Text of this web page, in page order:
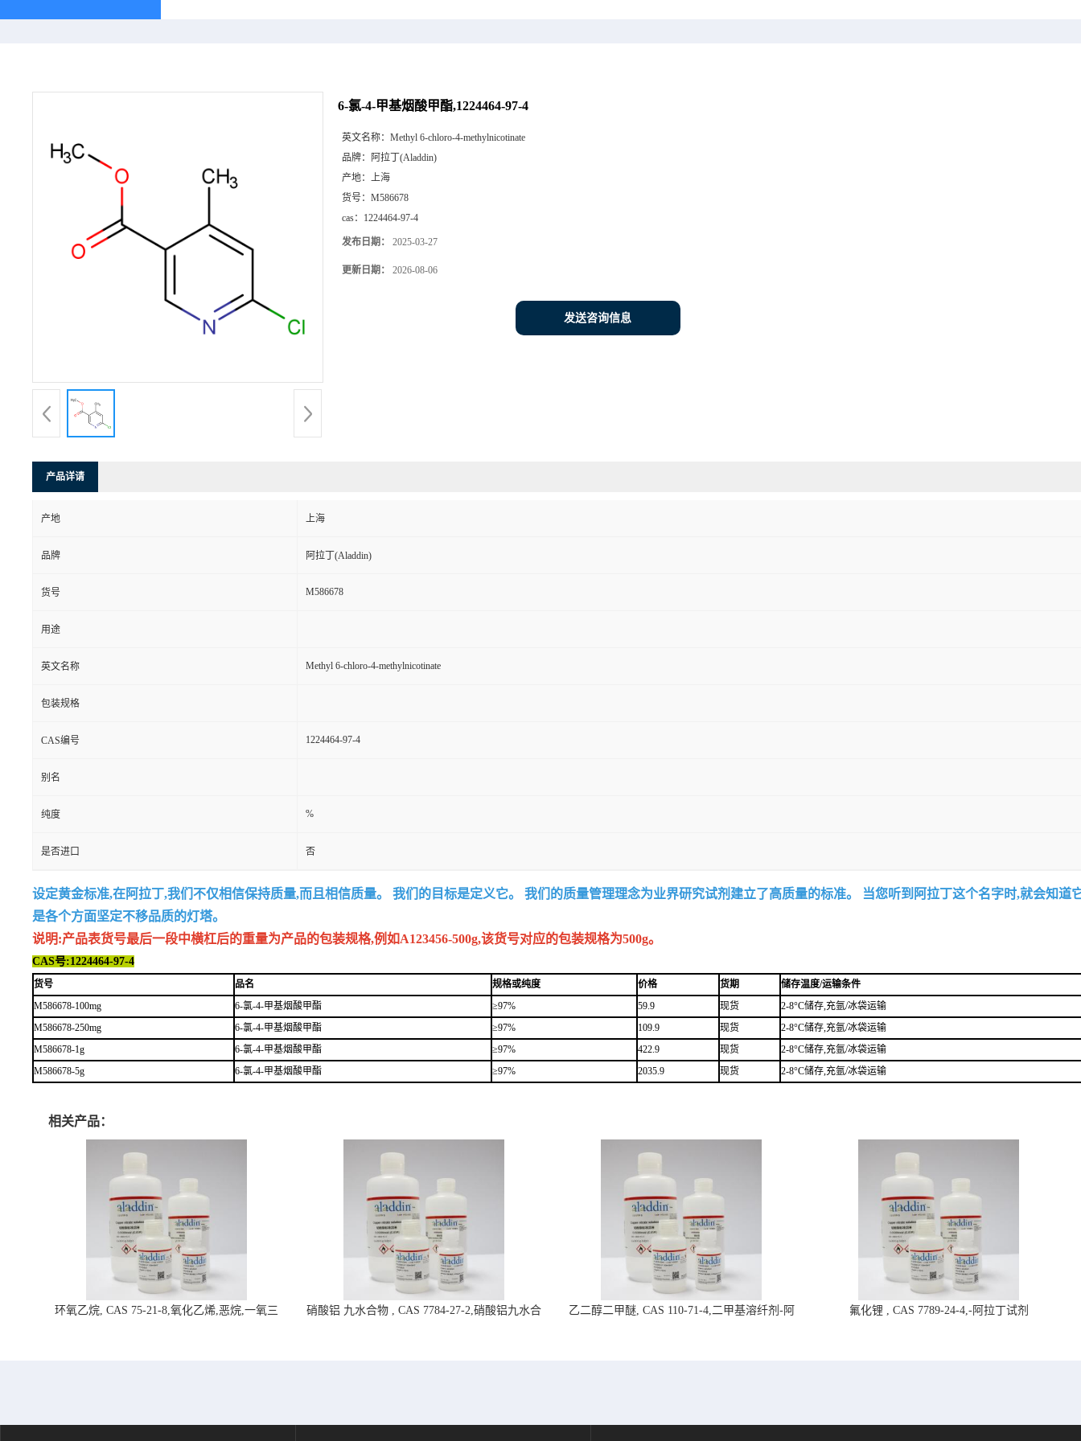
6-氯-4-甲基烟酸甲酯,1224464-97-4
英文名称： Methyl 6-chloro-4-methylnicotinate
品牌： 阿拉丁(Aladdin)
产地： 上海
货号： M586678
cas： 1224464-97-4
发布日期： 2025-03-27
更新日期： 2026-08-06
发送咨询信息
产品详请
产地 上海
品牌 阿拉丁(Aladdin)
货号 M586678
用途
英文名称 Methyl 6-chloro-4-methylnicotinate
包装规格
CAS编号 1224464-97-4
别名
纯度 %
是否进口 否
设定黄金标准,在阿拉丁,我们不仅相信保持质量,而且相信质量。 我们的目标是定义它。 我们的质量管理理念为业界研究试剂建立了高质量的标准。 当您听到阿拉丁这个名字时,就会知道
是各个方面坚定不移品质的灯塔。
说明:产品表货号最后一段中横杠后的重量为产品的包装规格,例如A123456-500g,该货号对应的包装规格为500g。
CAS号:1224464-97-4
货号 品名 规格或纯度 价格 货期
储存温度/运输条件
M586678-100mg
6-氯-4-甲基烟酸甲酯 ≥97% 59.9 现货
2-8°C储存,充氩/冰袋运输
M586678-250mg
6-氯-4-甲基烟酸甲酯 ≥97% 109.9 现货
2-8°C储存,充氩/冰袋运输
M586678-1g
6-氯-4-甲基烟酸甲酯 ≥97% 422.9 现货
2-8°C储存,充氩/冰袋运输
M586678-5g
6-氯-4-甲基烟酸甲酯 ≥97% 2035.9 现货 2-8°C储存,充氩/冰袋运输
相关产品：
环氧乙烷, CAS 75-21-8,氧化乙烯,恶烷,一氧三
硝酸铝 九水合物 , CAS 7784-27-2,硝酸铝九水合
乙二醇二甲醚, CAS 110-71-4,二甲基溶纤剂-阿
氟化锂 , CAS 7789-24-4,-阿拉丁试剂